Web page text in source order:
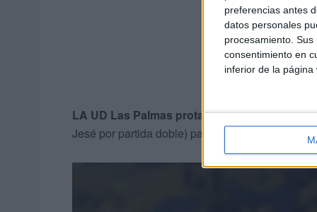
preferencias antes
datos personales
procesamiento.
consentimiento en
inferior de la página
LA UD Las Palmas protagonizó el ‘meneo’
Jesé por partida doble) para dar un golpe bajo